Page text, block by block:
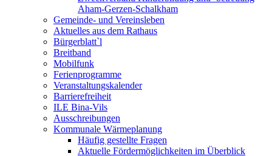
Aham-Gerzen-Schalkham
Gemeinde- und Vereinsleben
Aktuelles aus dem Rathaus
Bürgerblatt`l
Breitband
Mobilfunk
Ferienprogramme
Veranstaltungskalender
Barrierefreiheit
ILE Bina-Vils
Ausschreibungen
Kommunale Wärmeplanung
Häufig gestellte Fragen
Aktuelle Fördermöglichkeiten im Überblick